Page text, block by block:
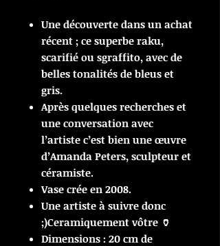
Une découverte dans un achat
récent ; ce superbe raku,
scarifié ou sgraffito, avec de
belles tonalités de bleus et
gris.
Après quelques recherches et
une conversation avec
l’artiste c’est bien une œuvre
d’Amanda Peters, sculpteur et
céramiste.
Vase crée en 2008.
Une artiste à suivre donc
;)Ceramiquement vôtre 🏺
Dimensions : 20 cm de